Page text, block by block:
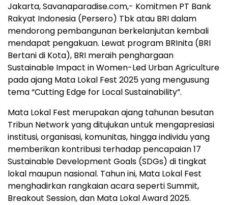
Jakarta, Savanaparadise.com,- Komitmen PT Bank
Rakyat Indonesia (Persero) Tbk atau BRI dalam
mendorong pembangunan berkelanjutan kembali
mendapat pengakuan. Lewat program BRInita (BRI
Bertani di Kota), BRI meraih penghargaan
Sustainable Impact in Women-Led Urban Agriculture
pada ajang Mata Lokal Fest 2025 yang mengusung
tema “Cutting Edge for Local Sustainability”.
Mata Lokal Fest merupakan ajang tahunan besutan
Tribun Network yang ditujukan untuk mengapresiasi
institusi, organisasi, komunitas, hingga individu yang
memberikan kontribusi terhadap pencapaian 17
Sustainable Development Goals (SDGs) di tingkat
lokal maupun nasional. Tahun ini, Mata Lokal Fest
menghadirkan rangkaian acara seperti Summit,
Breakout Session, dan Mata Lokal Award 2025.